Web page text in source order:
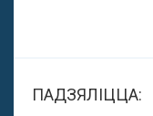
ПАДЗЯЛІЦЦА: